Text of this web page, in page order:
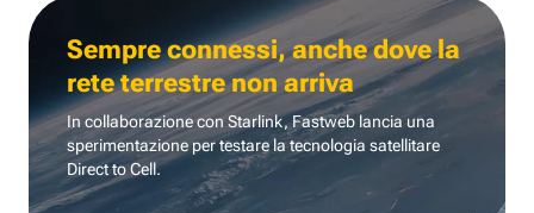
Sempre connessi, anche dove la
rete terrestre non arriva
In collaborazione con Starlink, Fastweb lancia una
sperimentazione per testare la tecnologia satellitare
Direct to Cell.